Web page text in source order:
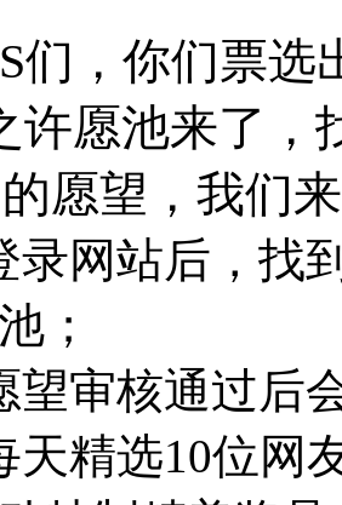
，你们票选
许愿池来了，
愿望，我们
站后，找到
；
核通过后会
选10位网友